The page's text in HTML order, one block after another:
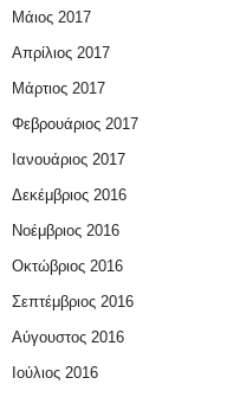
Μάιος 2017
Απρίλιος 2017
Μάρτιος 2017
Φεβρουάριος 2017
Ιανουάριος 2017
Δεκέμβριος 2016
Νοέμβριος 2016
Οκτώβριος 2016
Σεπτέμβριος 2016
Αύγουστος 2016
Ιούλιος 2016